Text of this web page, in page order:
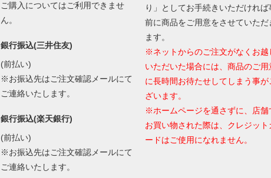
ご購入についてはご利用できませ
ん。
銀行振込(三井住友)
(前払い)
※お振込先はご注文確認メールにて
ご連絡いたします。
銀行振込(楽天銀行)
(前払い)
※お振込先はご注文確認メールにて
ご連絡いたします。
り」としてお手続きいただければ
前に商品をご用意をさせていただ
ます。
※ネットからのご注文がなくお越
いただいた場合には、商品のご用
に長時間お待たせしてしまう事が
ざいます。
※ホームページを通さずに、店舗
お買い物された際は、クレジット
ードはご使用になれません。